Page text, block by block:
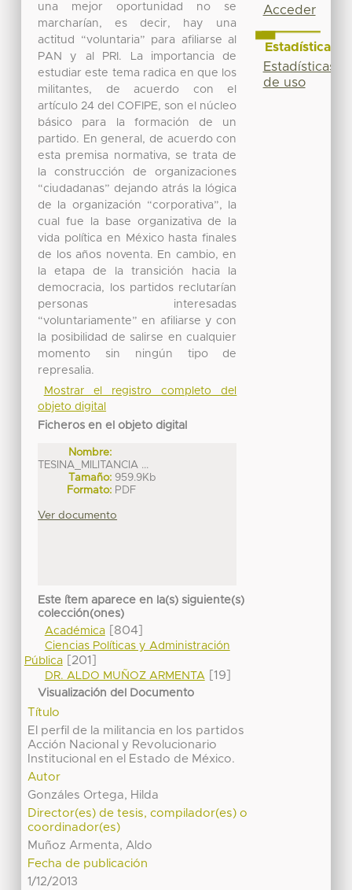
una mejor oportunidad no se
marcharían, es decir, hay una
actitud “voluntaria” para afiliarse al
PAN y al PRI. La importancia de
estudiar este tema radica en que los
militantes, de acuerdo con el
artículo 24 del COFIPE, son el núcleo
básico para la formación de un
partido. En general, de acuerdo con
esta premisa normativa, se trata de
la construcción de organizaciones
“ciudadanas” dejando atrás la lógica
de la organización “corporativa”, la
cual fue la base organizativa de la
vida política en México hasta finales
de los años noventa. En cambio, en
la etapa de la transición hacia la
democracia, los partidos reclutarían
personas interesadas
“voluntariamente” en afiliarse y con
la posibilidad de salirse en cualquier
momento sin ningún tipo de
represalia.
Mostrar el registro completo del
objeto digital
Ficheros en el objeto digital
Nombre:
TESINA_MILITANCIA ...
Tamaño: 959.9Kb
Formato: PDF
Ver documento
Este ítem aparece en la(s) siguiente(s)
colección(ones)
Académica[804]
Ciencias Políticas y Administración
Pública[201]
DR. ALDO MUÑOZ ARMENTA[19]
Visualización del Documento
Título
El perfil de la militancia en los partidos
Acción Nacional y Revolucionario
Institucional en el Estado de México.
Autor
Gonzáles Ortega, Hilda
Director(es) de tesis, compilador(es) o
coordinador(es)
Muñoz Armenta, Aldo
Fecha de publicación
1/12/2013
Acceder
Estadísticas
Estadísticas
de uso